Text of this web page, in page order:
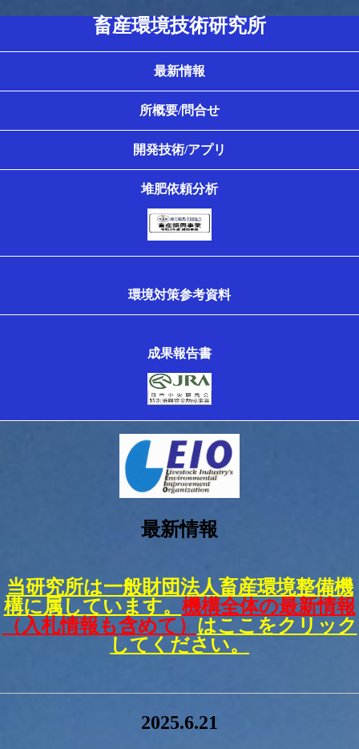
畜産環境技術研究所
最新情報
所概要/問合せ
開発技術/アプリ
堆肥依頼分析
環境対策参考資料
成果報告書
最新情報
当研究所は一般財団法人畜産環境整備機
構に属しています。 機構全体の最新情報
（入札情報も含めて） はここをクリック
してください。
2025.6.21